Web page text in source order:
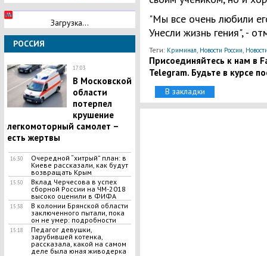
Загрузка...
РОССИЯ
17:03
​В Московской
области
потерпел
крушение
легкомоторный самолет –
есть жертвы
16:30
​Очередной “хитрый” план: в
Киеве рассказали, как будут
возвращать Крым
15:50
Вклад Черчесова в успех
сборной России на ЧМ-2018
высоко оценили в ФИФА
15:38
В колонии Брянской области
заключенного пытали, пока
он не умер: подробности
15:18
Педагог девушки,
зарубившей котенка,
рассказала, какой на самом
деле была юная живодерка
"Мы все очень любили
Унесли жизнь гения", -
Теги: Криминал, Новости России,
Присоединяйтесь к нам в
Telegram. Будьте в курсе
В закладки